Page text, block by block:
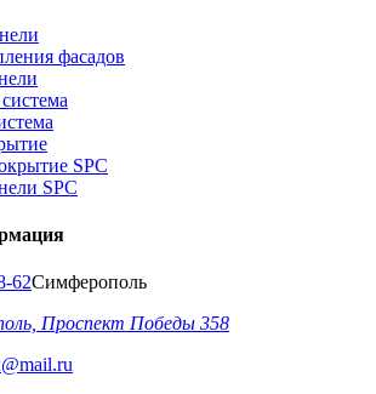
фасадов
SPC
SPC
62Симферополь
Проспект Победы 358